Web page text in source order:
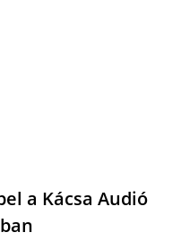
a Kácsa Audió